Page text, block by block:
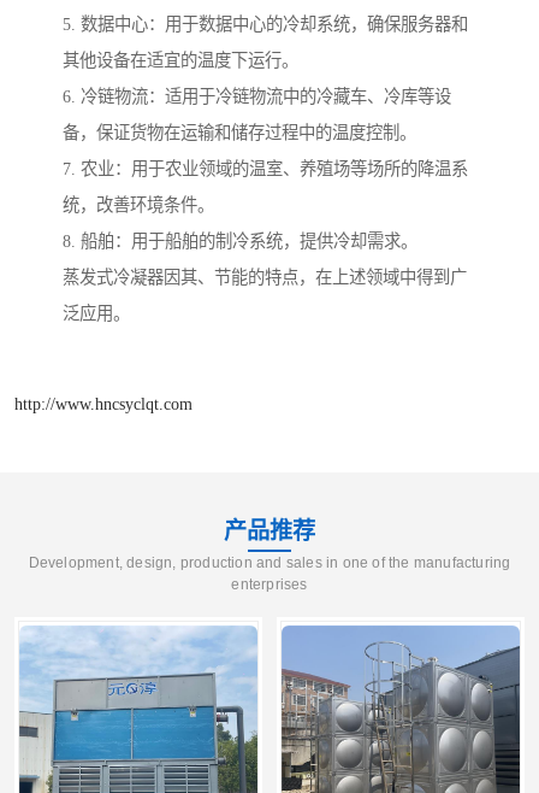
5. 数据中心：用于数据中心的冷却系统，确保服务器和
其他设备在适宜的温度下运行。
6. 冷链物流：适用于冷链物流中的冷藏车、冷库等设
备，保证货物在运输和储存过程中的温度控制。
7. 农业：用于农业领域的温室、养殖场等场所的降温系
统，改善环境条件。
8. 船舶：用于船舶的制冷系统，提供冷却需求。
蒸发式冷凝器因其、节能的特点，在上述领域中得到广
泛应用。
http://www.hncsyclqt.com
产品推荐
Development, design, production and sales in one of the manufacturing
enterprises